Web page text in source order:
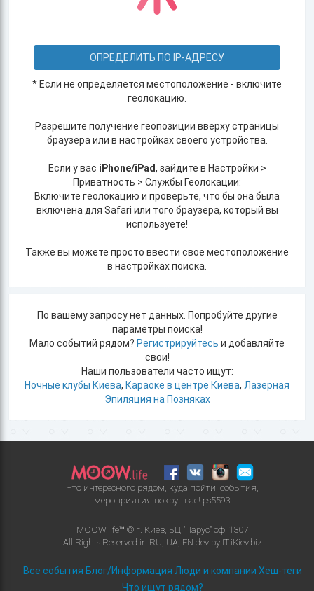
ОПРЕДЕЛИТЬ ПО IP-АДРЕСУ
* Если не определяется местоположение - включите
геолокацию.
Разрешите получение геопозиции вверху страницы
браузера или в настройках своего устройства.
Если у вас iPhone/iPad, зайдите в Настройки >
Приватность > Службы Геолокации:
Включите геолокацию и проверьте, что бы она была
включена для Safari или того браузера, который вы
используете!
Также вы можете просто ввести свое местоположение
в настройках поиска.
По вашему запросу нет данных. Попробуйте другие
параметры поиска!
Мало событий рядом? Регистрируйтесь и добавляйте
свои!
Наши пользователи часто ищут:
Ночные клубы Киева, Караоке в центре Киева, Лазерная
Эпиляция на Позняках
Что интересного рядом, куда пойти, события,
мероприятия вокруг вас! ps5593
MOOW.life™ © г. Киев, БЦ "Парус" оф. 1307
All Rights Reserved in RU, UA, EN dev by IT.iKiev.biz
Все события Блог/Информация Люди и компании Хеш-теги
Что ищут рядом?